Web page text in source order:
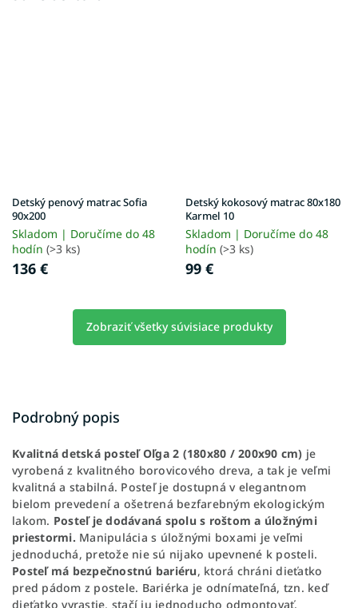
Detský penový matrac Sofia
90x200
Skladom | Doručíme do 48
hodín (>3 ks)
136 €
Detský kokosový matrac 80x180
Karmel 10
Skladom | Doručíme do 48
hodín (>3 ks)
99 €
Zobraziť všetky súvisiace produkty
Podrobný popis
Kvalitná detská posteľ Oľga 2 (180x80 / 200x90 cm) je
vyrobená z kvalitného borovicového dreva, a tak je veľmi
kvalitná a stabilná. Posteľ je dostupná v elegantnom
bielom prevedení a ošetrená bezfarebným ekologickým
lakom. Posteľ je dodávaná spolu s roštom a úložnými
priestormi. Manipulácia s úložnými boxami je veľmi
jednoduchá, pretože nie sú nijako upevnené k posteli.
Posteľ má bezpečnostnú bariéru, ktorá chráni dieťatko
pred pádom z postele. Bariérka je odnímateľná, tzn. keď
dieťatko vyrastie, stačí ju jednoducho odmontovať.